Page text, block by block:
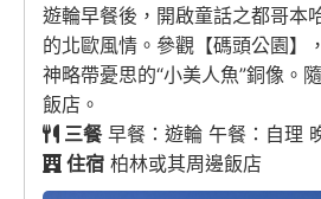
遊輪早餐後，開啟童話之都哥本
的北歐風情。參觀【碼頭公園】
神略帶憂思的“小美人魚”銅像。
飯店。
三餐早餐：遊輪 午餐：自理
住宿 柏林或其周邊飯店